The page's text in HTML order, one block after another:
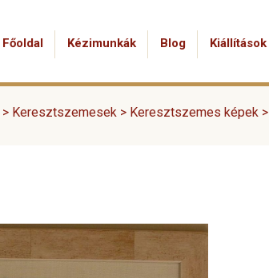
Főoldal Kézimunkák Blog Kiállítások
> Keresztszemesek > Keresztszemes képek >